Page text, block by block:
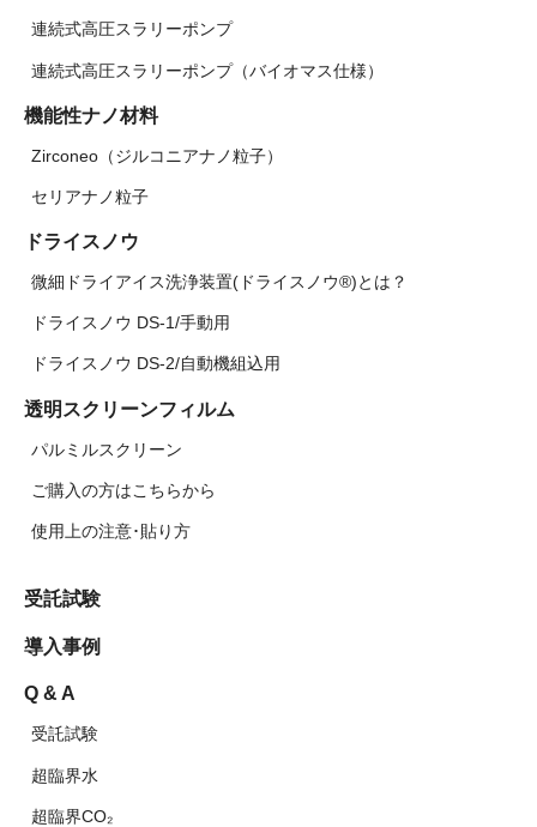
連続式高圧スラリーポンプ
連続式高圧スラリーポンプ（バイオマス仕様）
機能性ナノ材料
Zirconeo（ジルコニアナノ粒子）
セリアナノ粒子
ドライスノウ
微細ドライアイス洗浄装置(ドライスノウ®)とは？
ドライスノウ DS-1/手動用
ドライスノウ DS-2/自動機組込用
透明スクリーンフィルム
パルミルスクリーン
ご購入の方はこちらから
使用上の注意･貼り方
受託試験
導入事例
Q & A
受託試験
超臨界水
超臨界CO₂